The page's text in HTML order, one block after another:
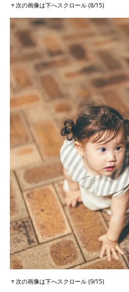
▼次の画像は下へスクロール (8/15)
▼次の画像は下へスクロール (9/15)